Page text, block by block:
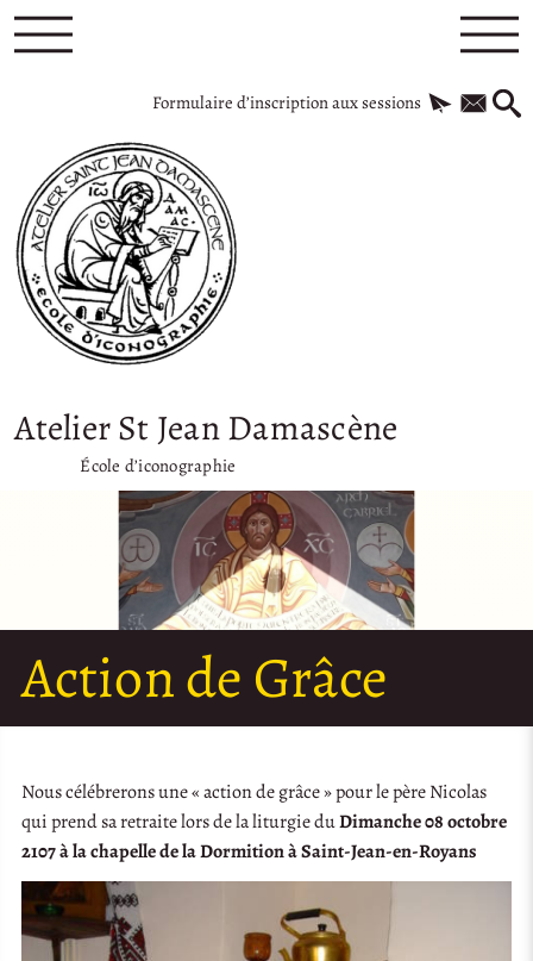
Formulaire d’inscription aux sessions
Atelier St Jean Damascène
École d’iconographie
Action de Grâce
Nous célébrerons une « action de grâce » pour le père Nicolas
qui prend sa retraite lors de la liturgie duDimanche 08 octobre
2107 à la chapelle de la Dormition à Saint-Jean-en-Royans